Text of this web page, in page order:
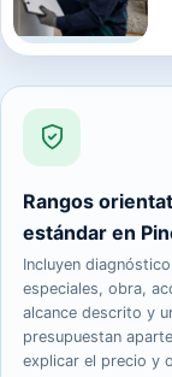
Rangos
estándar en
Incluyen
especiales, obra,
alcance descrito y
presupuestan
explicar el precio y